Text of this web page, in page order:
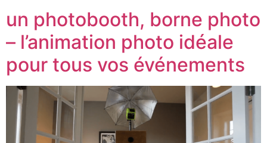
un photobooth, borne photo
– l’animation photo idéale
pour tous vos événements